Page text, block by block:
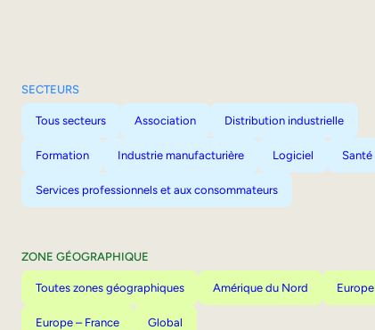
SECTEURS
Tous secteurs Association Distribution industrielle
Formation Industrie manufacturière Logiciel Santé
Services professionnels et aux consommateurs
ZONE GÉOGRAPHIQUE
Toutes zones géographiques Amérique du Nord Europe
Europe – France Global